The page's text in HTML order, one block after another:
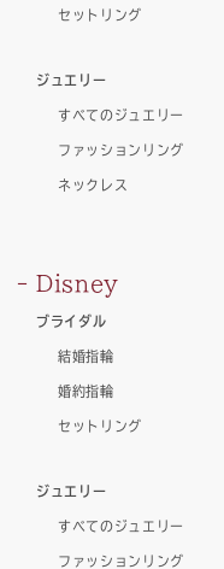
セットリング
ジュエリー
すべてのジュエリー
ファッションリング
ネックレス
Disney
ブライダル
結婚指輪
婚約指輪
セットリング
ジュエリー
すべてのジュエリー
ファッションリング